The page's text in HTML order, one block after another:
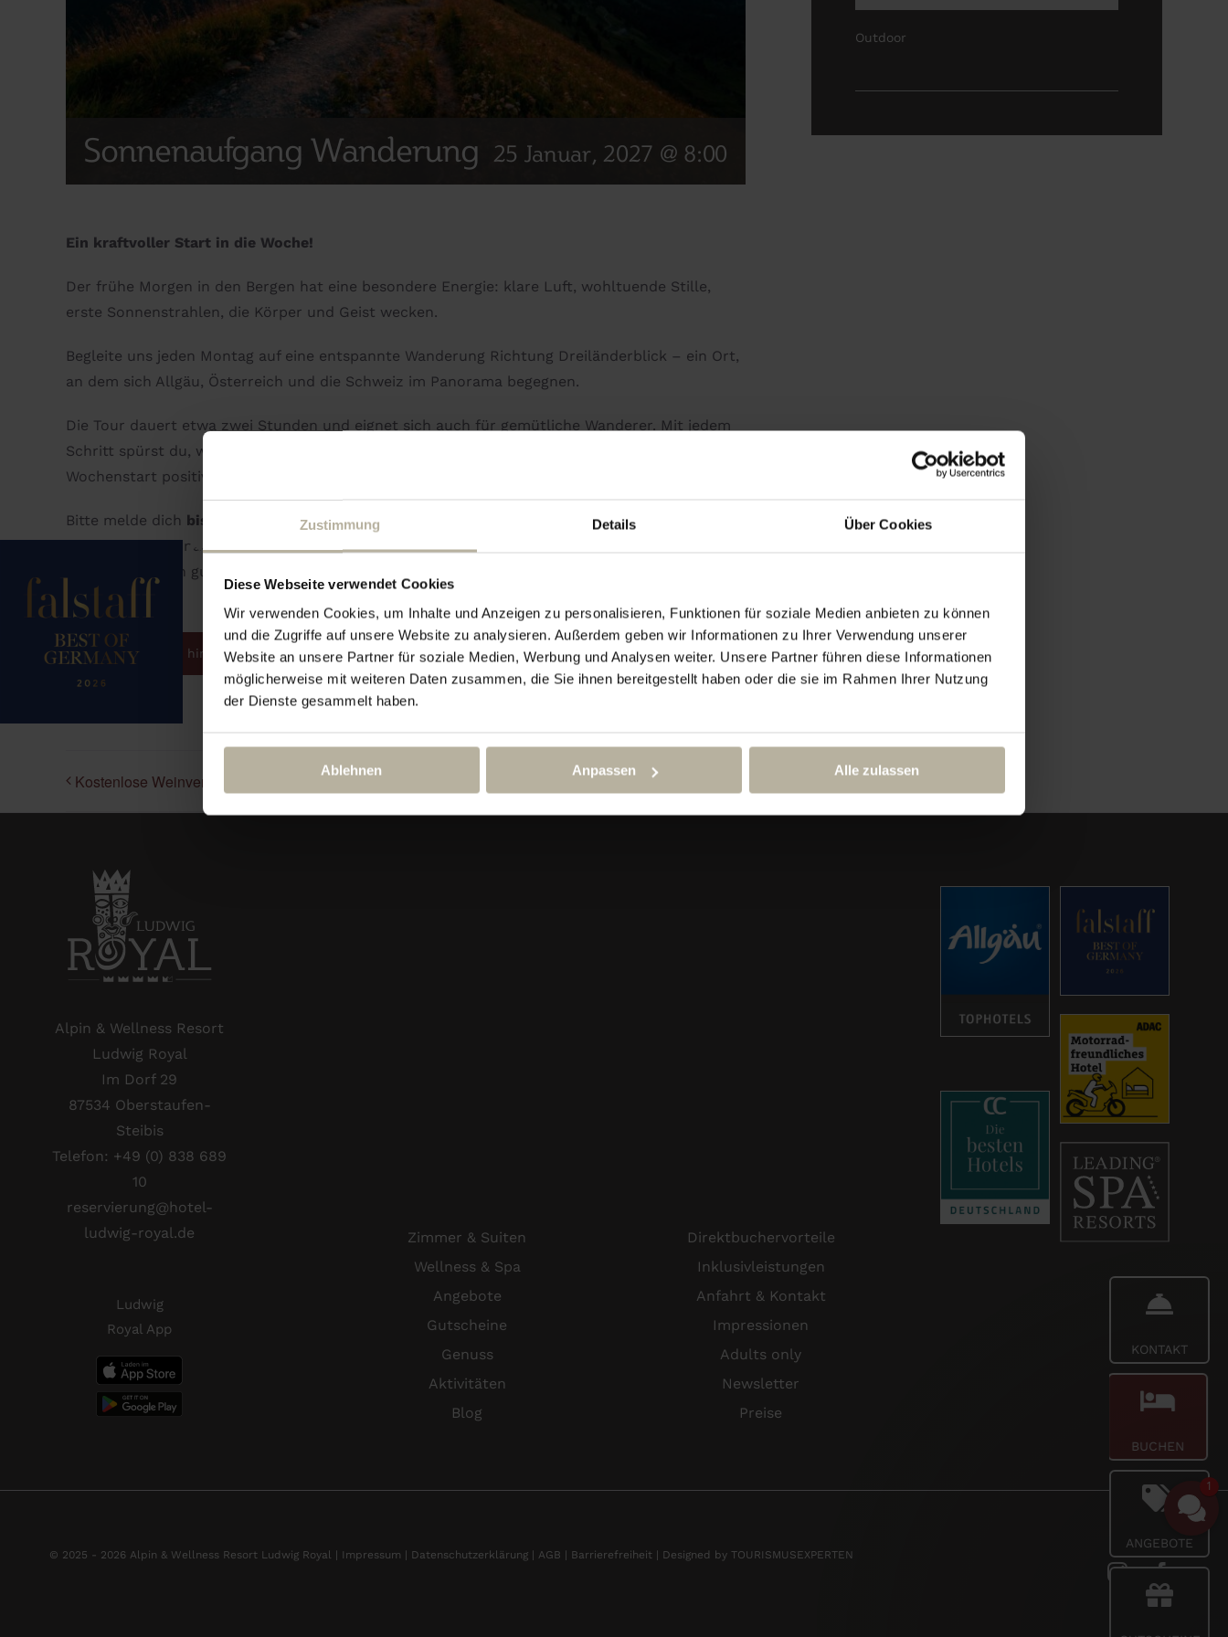
Zustimmung Details Über Cookies
Diese Webseite verwendet Cookies
Wir verwenden Cookies, um Inhalte und Anzeigen zu personalisieren, Funktionen für soziale Medien anbieten zu können
und die Zugriffe auf unsere Website zu analysieren. Außerdem geben wir Informationen zu Ihrer Verwendung unserer
Website an unsere Partner für soziale Medien, Werbung und Analysen weiter. Unsere Partner führen diese Informationen
möglicherweise mit weiteren Daten zusammen, die Sie ihnen bereitgestellt haben oder die sie im Rahmen Ihrer Nutzung
der Dienste gesammelt haben.
Ablehnen Anpassen Alle zulassen
Sonnenaufgang Wanderung 25 Januar, 2027 @ 8:00
Ein kraftvoller Start in die Woche!
Der frühe Morgen in den Bergen hat eine besondere Energie: klare Luft, wohltuende Stille,
erste Sonnenstrahlen, die Körper und Geist wecken.
Begleite uns jeden Montag auf eine entspannte Wanderung Richtung Dreiländerblick – ein Ort,
an dem sich Allgäu, Österreich und die Schweiz im Panorama begegnen.
Die Tour dauert etwa zwei Stunden und eignet sich auch für gemütliche Wanderer. Mit jedem
Schritt spürst du, wie die Kraft der Natur und die Wärme der aufgehenden Sonne deinen
Wochenstart positiv aufladen.
Bitte melde dich bis Sonntag, 16:00 Uhran. Festes Schuhwerk und wettergerechte Kleidung
empfohlen. Und nach der Rückkehr? Wartet bereits unser Frühstück – genussvoll, stärkend,
perfekt für einen guten Wochenbeginn.
Zum Kalender hinzufügen
Kostenlose Weinverköstigung Königlicher Spieleabend
Outdoor
Alpin & Wellness Resort
Ludwig Royal
Im Dorf 29
87534 Oberstaufen-
Steibis
Telefon: +49 (0) 838 689
10
reservierung@hotel-
ludwig-royal.de
Ludwig
Royal App
Zimmer & Suiten
Wellness & Spa
Angebote
Gutscheine
Genuss
Aktivitäten
Blog
Direktbuchervorteile
Inklusivleistungen
Anfahrt & Kontakt
Impressionen
Adults only
Newsletter
Preise
© 2025 - 2026 Alpin & Wellness Resort Ludwig Royal | Impressum | Datenschutzerklärung | AGB | Barrierefreiheit | Designed by TOURISMUSEXPERTEN
KONTAKT
BUCHEN
ANGEBOTE
1